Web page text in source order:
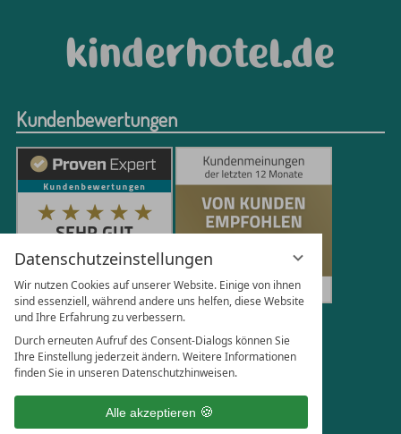
Datenschutzeinstellungen
Wir nutzen Cookies auf unserer Website. Einige von ihnen
sind essenziell, während andere uns helfen, diese Website
und Ihre Erfahrung zu verbessern.
Durch erneuten Aufruf des Consent-Dialogs können Sie
Ihre Einstellung jederzeit ändern. Weitere Informationen
finden Sie in unseren Datenschutzhinweisen.
Alle akzeptieren
Kundenbewertungen